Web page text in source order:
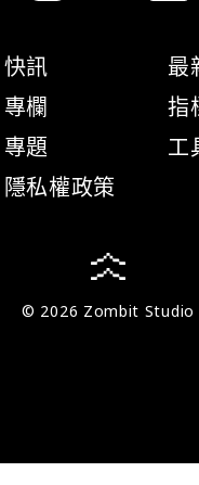
快訊
專欄
專題
隱私權政策
最
指
工
© 2026 Zombit Studio